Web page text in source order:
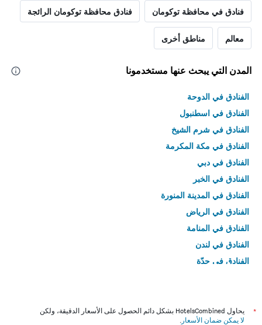
فنادق في محافظة توكومان فنادق محافظة توكومان الرائجة
معالم مناطق أخرى
المدن التي يبحث عنها مستخدمونا
الفنادق في الدوحة
الفنادق في اسطنبول
الفنادق في شرم الشيخ
الفنادق في مكة المكرمة
الفنادق في دبي
الفنادق في الخبر
الفنادق في المدينة المنورة
الفنادق في الرياض
الفنادق في المنامة
الفنادق في لندن
الفنادق في جدّة
*
يحاول HotelsCombined بشكل دائم الحصول على الأسعار الدقيقة، ولكن
لا يمكن ضمان الأسعار .